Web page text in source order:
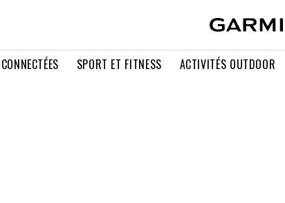
SPORT ET FITNESS ACTIVITÉS OUTDOOR